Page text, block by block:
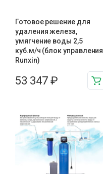
Готовое решение для
удаления железа,
умягчение воды 2,5
куб.м/ч (блок управления
Runxin)
53 347 ₽